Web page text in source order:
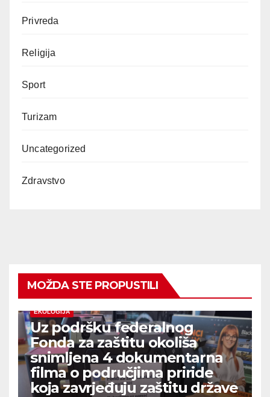
Privreda
Religija
Sport
Turizam
Uncategorized
Zdravstvo
MOŽDA STE PROPUSTILI
EKOLOGIJA
Uz podršku federalnog
Fonda za zaštitu okoliša
snimljena 4 dokumentarna
filma o područjima priride
koja zavrjeđuju zaštitu države